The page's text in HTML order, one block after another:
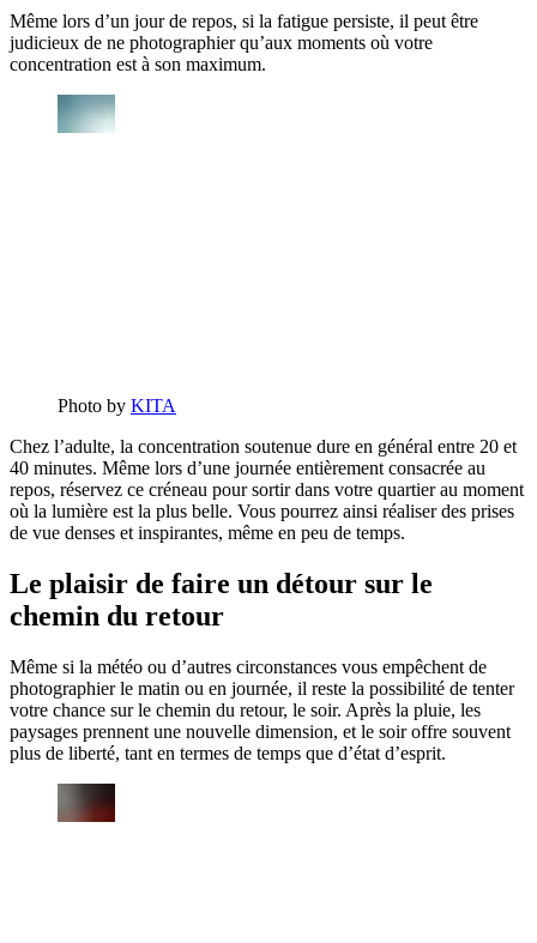
Même lors d’un jour de repos, si la fatigue persiste, il peut être
judicieux de ne photographier qu’aux moments où votre
concentration est à son maximum.
Photo by KITA
Chez l’adulte, la concentration soutenue dure en général entre 20 et
40 minutes. Même lors d’une journée entièrement consacrée au
repos, réservez ce créneau pour sortir dans votre quartier au moment
où la lumière est la plus belle. Vous pourrez ainsi réaliser des prises
de vue denses et inspirantes, même en peu de temps.
Le plaisir de faire un détour sur le
chemin du retour
Même si la météo ou d’autres circonstances vous empêchent de
photographier le matin ou en journée, il reste la possibilité de tenter
votre chance sur le chemin du retour, le soir. Après la pluie, les
paysages prennent une nouvelle dimension, et le soir offre souvent
plus de liberté, tant en termes de temps que d’état d’esprit.